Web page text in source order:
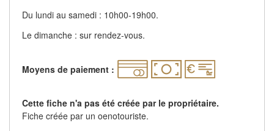
Du lundi au samedi : 10h00-19h00.
Le dimanche : sur rendez-vous.
Moyens de paiement :
Cette fiche n'a pas été créée par le propriétaire.
Fiche créée par un oenotouriste.